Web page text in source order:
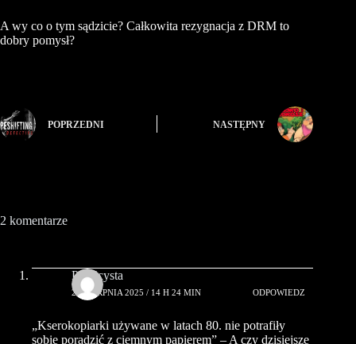
A wy co o tym sądzicie? Całkowita rezygnacja z DRM to
dobry pomysł?
POPRZEDNI NASTĘPNY
2 komentarze
Publicysta
26 SIERPNIA 2025 / 14 H 24 MIN ODPOWIEDZ
„Kserokopiarki używane w latach 80. nie potrafiły
sobie poradzić z ciemnym papierem” – A czy dzisiejsze